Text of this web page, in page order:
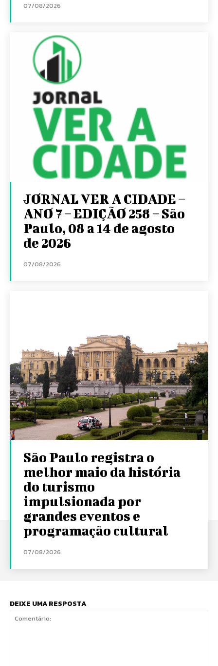
07/08/2026
JORNAL VER A CIDADE –
ANO 7 – EDIÇÃO 258 – São
Paulo, 08 a 14 de agosto
de 2026
07/08/2026
São Paulo registra o
melhor maio da história
do turismo
impulsionada por
grandes eventos e
programação cultural
07/08/2026
DEIXE UMA RESPOSTA